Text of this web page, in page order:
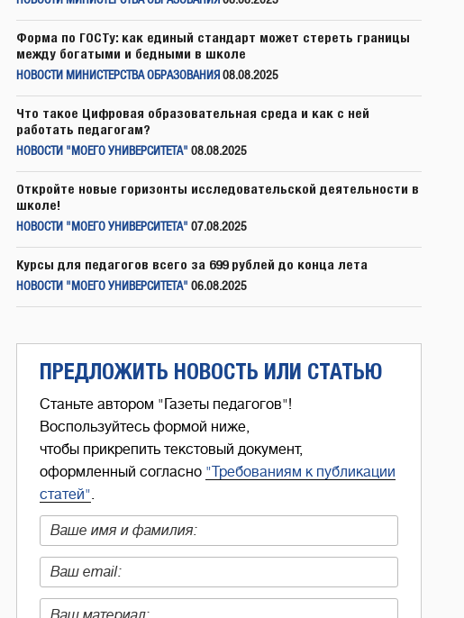
Форма по ГОСТу: как единый стандарт может стереть границы
между богатыми и бедными в школе
НОВОСТИ МИНИСТЕРСТВА ОБРАЗОВАНИЯ 08.08.2025
Что такое Цифровая образовательная среда и как с ней
работать педагогам?
НОВОСТИ "МОЕГО УНИВЕРСИТЕТА" 08.08.2025
Откройте новые горизонты исследовательской деятельности в
школе!
НОВОСТИ "МОЕГО УНИВЕРСИТЕТА" 07.08.2025
Курсы для педагогов всего за 699 рублей до конца лета
НОВОСТИ "МОЕГО УНИВЕРСИТЕТА" 06.08.2025
ПРЕДЛОЖИТЬ НОВОСТЬ ИЛИ СТАТЬЮ
Станьте автором "Газеты педагогов"!
Воспользуйтесь формой ниже,
чтобы прикрепить текстовый документ,
оформленный согласно "Требованиям к публикации
статей".